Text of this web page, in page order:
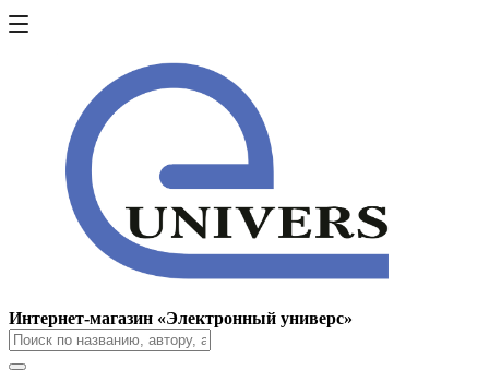
Интернет-магазин «Электронный универс»